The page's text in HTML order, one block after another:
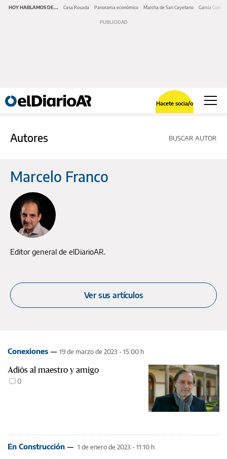
HOY HABLAMOS DE... Casa Rosada Panorama económico Marcha de San Cayetano García Cuerva
Hacete socia/o
Autores BUSCAR AUTOR
Marcelo Franco
Editor general de elDiarioAR.
Ver sus artículos
Conexiones 19 de marzo de 2023 - 15:00 h
Adiós al maestro y amigo
0
En Construcción 1 de enero de 2023 - 11:10 h